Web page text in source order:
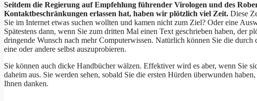
Seitdem die Regierung auf Empfehlung führender Virologen und des
Kontaktbeschränkungen erlassen hat, haben wir plötzlich viel Zeit. Diese
Sie im Internet etwas suchen wollten und kamen nicht zum Ziel? Oder eine
Spätestens dann, wenn Sie zum dritten Mal einen Text geschrieben haben, der
dringende Wunsch nach mehr Computerwissen. Natürlich können Sie die
eine oder andere selbst auszuprobieren.
Sie können auch dicke Handbücher wälzen. Effektiver wird es aber, wenn Sie
daheim aus. Sie werden sehen, sobald Sie die ersten Hürden überwunden
Ihnen danken.